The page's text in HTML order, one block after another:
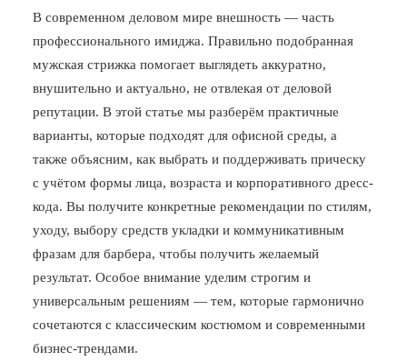
ВАКАНСИИ
АКАДЕМИЯ БАРБЕРОВ
ФРАНШИЗА
БЛОГ
ПОЖАЛОВАТЬСЯ
В современном деловом мире внешность — часть
профессионального имиджа. Правильно подобранная
мужская стрижка помогает выглядеть аккуратно,
внушительно и актуально, не отвлекая от деловой
репутации. В этой статье мы разберём практичные
варианты, которые подходят для офисной среды, а
также объясним, как выбрать и поддерживать прическу
с учётом формы лица, возраста и корпоративного дресс-
кода. Вы получите конкретные рекомендации по стилям,
уходу, выбору средств укладки и коммуникативным
фразам для барбера, чтобы получить желаемый
результат. Особое внимание уделим строгим и
универсальным решениям — тем, которые гармонично
сочетаются с классическим костюмом и современными
бизнес-трендами.